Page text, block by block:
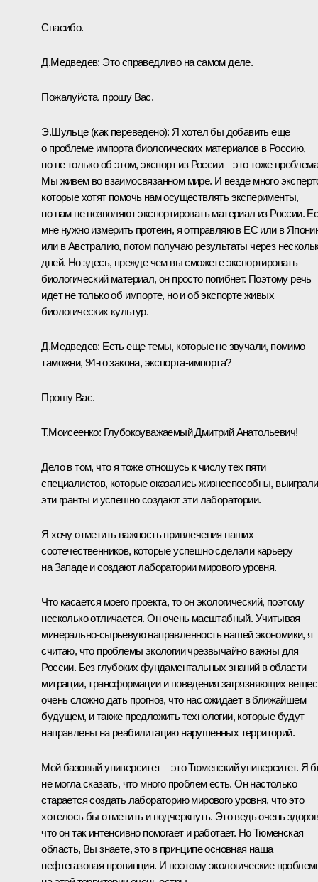
Спасибо.
Д.Медведев: Это справедливо на самом деле.
Пожалуйста, прошу Вас.
Э.Шульце (как переведено): Я хотел бы добавить еще
о проблеме импорта биологических материалов в Россию,
но не только об этом, экспорт из России – это тоже
Мы живем во взаимосвязанном мире. И везде много
которые хотят помочь нам осуществлять эксперименты,
но нам не позволяют экспортировать материал из России.
мне нужно измерить протеин, я отправляю в ЕС или в
или в Австралию, потом получаю результаты через
дней. Но здесь, прежде чем вы сможете экспортировать
биологический материал, он просто погибнет. Поэтому речь
идет не только об импорте, но и об экспорте живых
биологических культур.
Д.Медведев: Есть еще темы, которые не звучали, помимо
таможни, 94-го закона, экспорта-импорта?
Прошу Вас.
Т.Моисеенко: Глубокоуважаемый Дмитрий Анатольевич!
Дело в том, что я тоже отношусь к числу тех пяти
специалистов, которые оказались жизнеспособны, выиграли
эти гранты и успешно создают эти лаборатории.
Я хочу отметить важность привлечения наших
соотечественников, которые успешно сделали карьеру
на Западе и создают лаборатории мирового уровня.
Что касается моего проекта, то он экологический, поэтому
несколько отличается. Он очень масштабный. Учитывая
минерально-сырьевую направленность нашей экономики, я
считаю, что проблемы экологии чрезвычайно важны для
России. Без глубоких фундаментальных знаний в области
миграции, трансформации и поведения загрязняющих
очень сложно дать прогноз, что нас ожидает в ближайшем
будущем, и также предложить технологии, которые будут
направлены на реабилитацию нарушенных территорий.
Мой базовый университет – это Тюменский университет. Я
не могла сказать, что много проблем есть. Он настолько
старается создать лабораторию мирового уровня, что это
хотелось бы отметить и подчеркнуть. Это ведь очень
что он так интенсивно помогает и работает. Но Тюменская
область, Вы знаете, это в принципе основная наша
нефтегазовая провинция. И поэтому экологические